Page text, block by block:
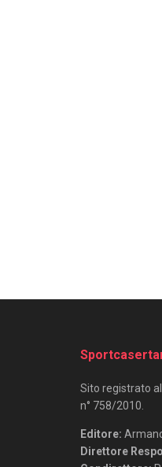
Sito registrato
n° 758/2010.
Editore:
Direttore